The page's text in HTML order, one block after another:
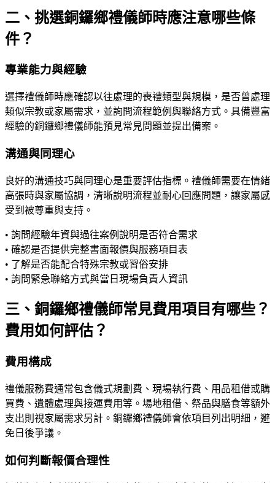
二、挑選銅鑼鄉禮儀師時應注意哪些條
件？
專業能力與經驗
選擇禮儀師時應確認以往處理的喪禮類型與規模，是否曾處理
類似宗教或家屬需求，並詢問流程範例與聯絡方式。具備豐富
經驗的銅鑼鄉禮儀師能預見常見問題並提出備案。
溝通與同理心
良好的溝通技巧與同理心是重要評估指標。禮儀師需要在情緒
高張時與家屬協調，清晰說明流程並耐心回應問題，讓家屬感
受到被尊重與支持。
• 詢問經驗年資與過往案例說明是否符合需求
• 確認是否提供完整書面報價與服務項目表
• 了解是否能配合特殊宗教或習俗安排
• 詢問緊急聯絡方式與當日現場負責人資訊
三、銅鑼鄉禮儀師常見費用項目有哪些？
費用如何評估？
費用構成
禮儀服務費通常包含儀式規劃費、現場執行費、用品租借或購
買費、遺體處理與接運費用等。場地租借、祭品與膳食等額外
支出則視家屬需求另計。銅鑼鄉禮儀師會依項目列出明細，避
免日後爭議。
如何判斷報價合理性